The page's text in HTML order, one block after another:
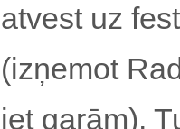
atvest uz
(izņemot
iet garām).